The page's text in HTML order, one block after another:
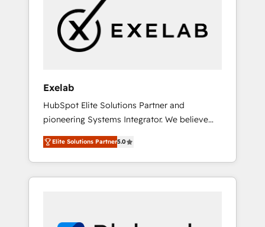
long-term value and a consistently strong
client experience.
本のAIネイティブ・エージェンシーです。事業
部・グループ会社・部門が分立する組織で、デ
ータと業務プロセスのサイロ化を、CRMを軸と
した全社共通基盤に再構築します。意思決定
ら、GTMの見える化・自動化まで。全Hub統合
運用、データ品質設計、グループ横断のCRM統
合に対応します。 2️⃣ AIエージェント組織構築
営業・マーケティング業務の一部をAIが自律実
行する組織への移行を設計・実装。Breeze・
Claude等をHubSpotと連携させ、役割定義・運
用ルール・成果指標まで含めて設計します。 3️⃣
PMOとして主導。「設定の代行ではなく、設計
Exelab
HubSpot Elite Solutions Partner and
pioneering Systems Integrator. We believe
technology should serve business strategy,
not the other way around. Every engagement
begins with clear objectives, customer
journey mapping, and measurable KPIs. Only
Elite Solutions Partner5.0